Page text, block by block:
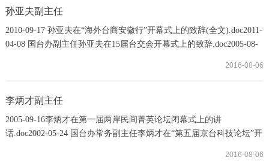
孙亚夫副主任
2010-09-17 孙亚夫在“海外台商安徽行”开幕式上的致辞(全文).doc2011-
04-08 国台办副主任孙亚夫在15届台交会开幕式上的致辞.doc2005-08-
夫对探讨两岸政治关系提出三点看法.doc2013-06-20孙亚夫在“北京会
2016-08-06
李炳才副主任
2005-09-16李炳才在第一届两岸民间菁英论坛闭幕式上的讲
话.doc2002-05-24 国台办常务副主任李炳才在“第五届京台科技论坛”开
2016-08-06